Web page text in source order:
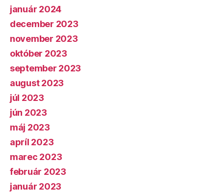
január 2024
december 2023
november 2023
október 2023
september 2023
august 2023
júl 2023
jún 2023
máj 2023
apríl 2023
marec 2023
február 2023
január 2023